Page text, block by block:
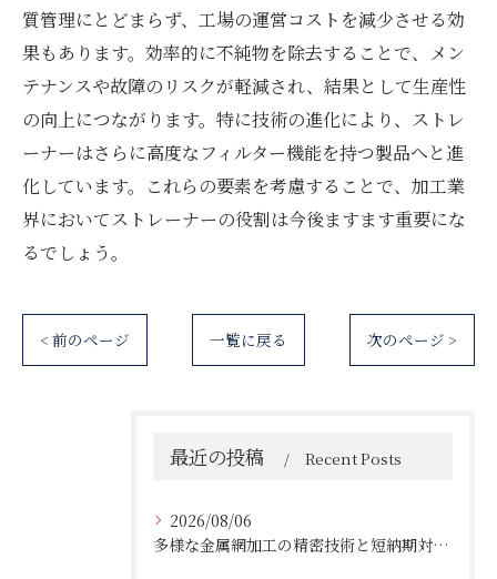
質管理にとどまらず、工場の運営コストを減少させる効
果もあります。効率的に不純物を除去することで、メン
テナンスや故障のリスクが軽減され、結果として生産性
の向上につながります。特に技術の進化により、ストレ
ーナーはさらに高度なフィルター機能を持つ製品へと進
化しています。これらの要素を考慮することで、加工業
界においてストレーナーの役割は今後ますます重要にな
るでしょう。
< 前のページ 一覧に戻る 次のページ >
最近の投稿 Recent Posts
2026/08/06
多様な金属網加工の精密技術と短納期対応の実例